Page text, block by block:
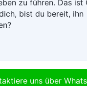
Cookie-Richtlinie
zu führen. Das ist
bist du bereit, ihn
uns über